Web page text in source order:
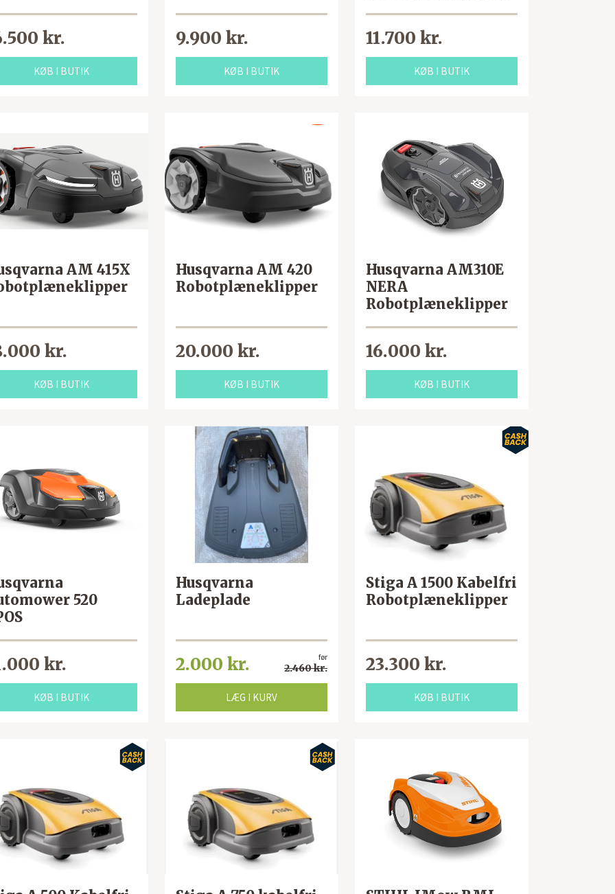
kr.
KØB I BUTIK
9.900 kr.
KØB I BUTIK
11.700 kr.
KØB I BUTIK
AM 415X
kr.
KØB I BUTIK
Husqvarna AM 420
Robotplæneklipper
20.000 kr.
KØB I BUTIK
Husqvarna AM310E
NERA
Robotplæneklipper
16.000 kr.
KØB I BUTIK
520
kr.
KØB I BUTIK
Husqvarna
Ladeplade
før
2.460 kr.
2.000 kr.
LÆG I KURV
Stiga A 1500 Kabelfri
Robotplæneklipper
23.300 kr.
KØB I BUTIK